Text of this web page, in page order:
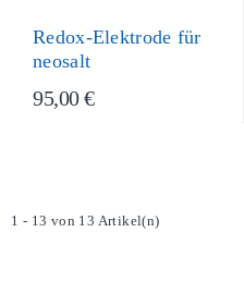
Redox-Elektrode für
neosalt
95,00 €
1 - 13 von 13 Artikel(n)